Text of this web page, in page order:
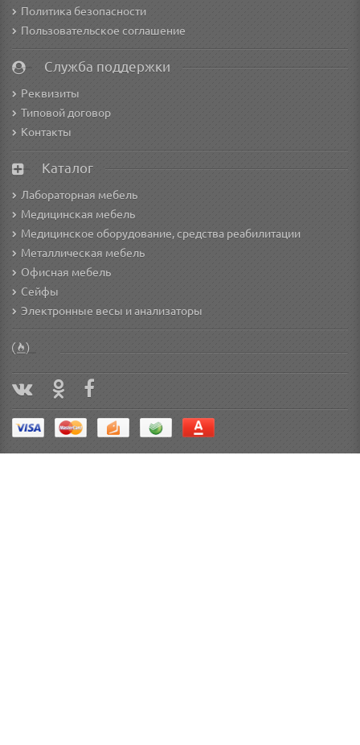
Политика безопасности
Пользовательское соглашение
Служба поддержки
Реквизиты
Типовой договор
Контакты
Каталог
Лабораторная мебель
Медицинская мебель
Медицинское оборудование, средства реабилитации
Металлическая мебель
Офисная мебель
Сейфы
Электронные весы и анализаторы